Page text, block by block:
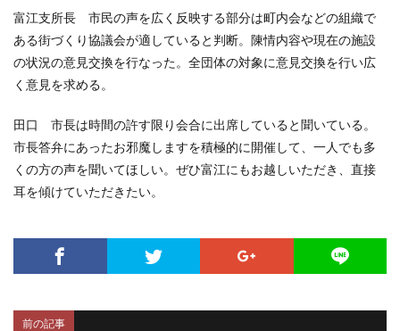
富江支所長 市民の声を広く反映する部分は町内会などの組織で
ある街づくり協議会が適していると判断。陳情内容や現在の施設
の状況の意見交換を行なった。全団体の対象に意見交換を行い広
く意見を求める。
田口 市長は時間の許す限り会合に出席していると聞いている。
市長答弁にあったお邪魔しますを積極的に開催して、一人でも多
くの方の声を聞いてほしい。ぜひ富江にもお越しいただき、直接
耳を傾けていただきたい。
前の記事